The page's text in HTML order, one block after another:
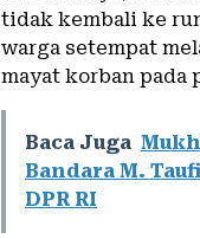
tidak kembali ke
warga setempat
mayat korban pada
Baca Juga
Bandara M.
DPR RI